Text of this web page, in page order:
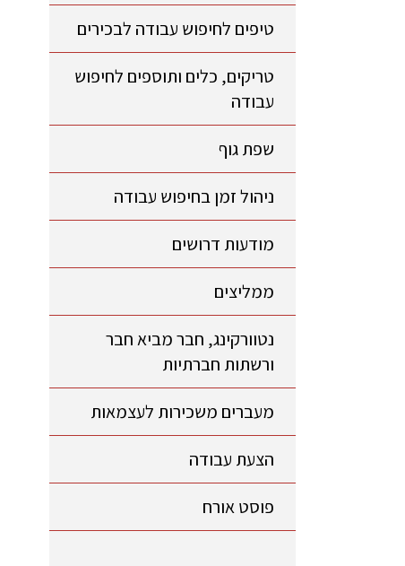
טיפים לחיפוש עבודה לבכירים
טריקים, כלים ותוספים לחיפוש
עבודה
שפת גוף
ניהול זמן בחיפוש עבודה
מודעות דרושים
ממליצים
נטוורקינג, חבר מביא חבר
ורשתות חברתיות
מעברים משכירות לעצמאות
הצעת עבודה
פוסט אורח